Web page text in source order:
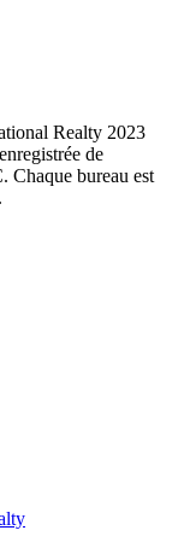
2023
de
Chaque bureau est